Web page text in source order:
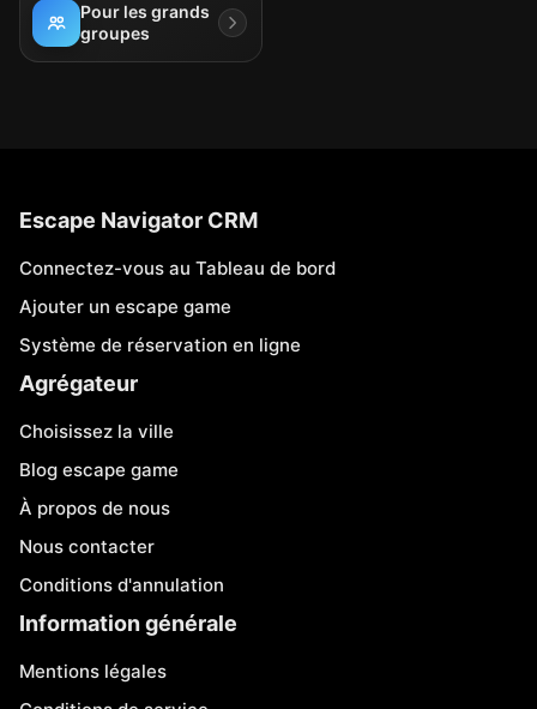
Pour les grands
groupes
Escape Navigator CRM
Connectez-vous au Tableau de bord
Ajouter un escape game
Système de réservation en ligne
Agrégateur
Choisissez la ville
Blog escape game
À propos de nous
Nous contacter
Conditions d'annulation
Information générale
Mentions légales